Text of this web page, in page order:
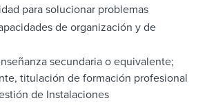
para solucionar problemas
de organización y de
secundaria o equivalente;
titulación de formación profesional
de Instalaciones